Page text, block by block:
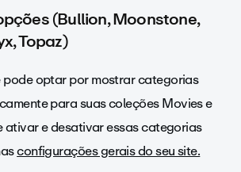
(Bullion, Moonstone,
Topaz)
optar por mostrar categorias
para suas coleções Movies e
ativar e desativar essas categorias
configurações gerais do seu site.